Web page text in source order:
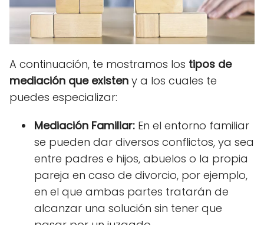
A continuación, te mostramos los tipos de
mediación que existen y a los cuales te
puedes especializar:
Mediación Familiar: En el entorno familiar
se pueden dar diversos conflictos, ya sea
entre padres e hijos, abuelos o la propia
pareja en caso de divorcio, por ejemplo,
en el que ambas partes tratarán de
alcanzar una solución sin tener que